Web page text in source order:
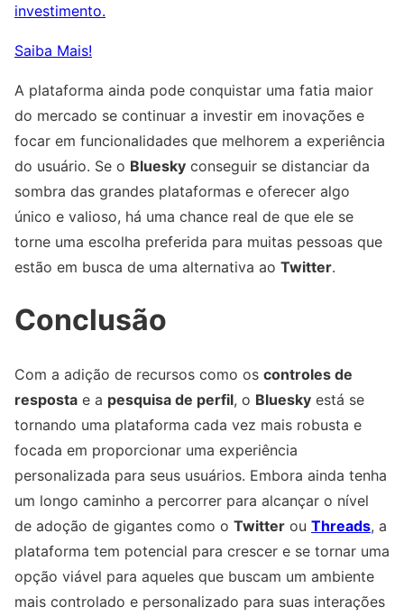
investimento.
Saiba Mais!
A plataforma ainda pode conquistar uma fatia maior
do mercado se continuar a investir em inovações e
focar em funcionalidades que melhorem a experiência
do usuário. Se o Bluesky conseguir se distanciar da
sombra das grandes plataformas e oferecer algo
único e valioso, há uma chance real de que ele se
torne uma escolha preferida para muitas pessoas que
estão em busca de uma alternativa ao Twitter.
Conclusão
Com a adição de recursos como os controles de
resposta e a pesquisa de perfil, o Bluesky está se
tornando uma plataforma cada vez mais robusta e
focada em proporcionar uma experiência
personalizada para seus usuários. Embora ainda tenha
um longo caminho a percorrer para alcançar o nível
de adoção de gigantes como o Twitter ou Threads, a
plataforma tem potencial para crescer e se tornar uma
opção viável para aqueles que buscam um ambiente
mais controlado e personalizado para suas interações